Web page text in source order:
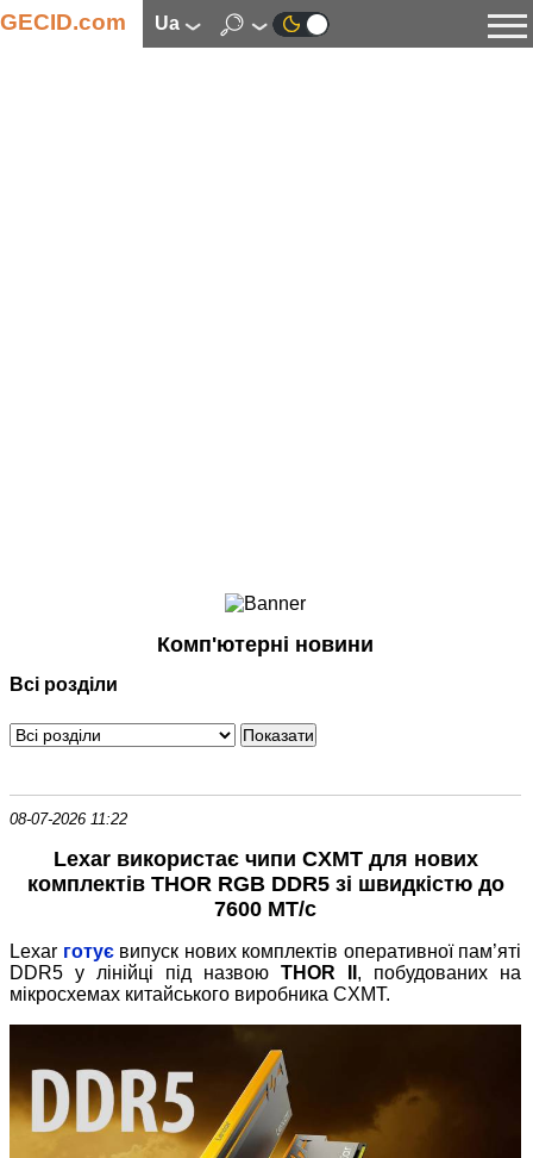
GECID.com ua
Смартфони
Периферія
Програмне забезпечення
Комп'ютерні новини
Всі розділи
08-07-2026 11:22
Lexar використає чипи CXMT для нових
комплектів THOR RGB DDR5 зі швидкістю до
7600 МТ/с
Lexar готуєвипуск нових комплектів оперативної пам’яті
DDR5 у лінійці під назвоюTHOR II , побудованих на
мікросхемах китайського виробника CXMT.